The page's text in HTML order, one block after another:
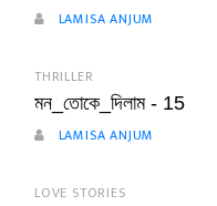
LAMISA ANJUM
THRILLER
মন_তোকে_দিলাম - 15
LAMISA ANJUM
LOVE STORIES